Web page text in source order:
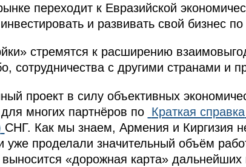
переходит к Евразийской
и развивать свой бизнес
стремятся к расширению
сотрудничества с другими странами и
проект в силу объективных
многих партнёров по Краткая справка
СНГ. Как мы знаем, Армения и Киргизия
уже проделали значительный объём
«дорожная карта»